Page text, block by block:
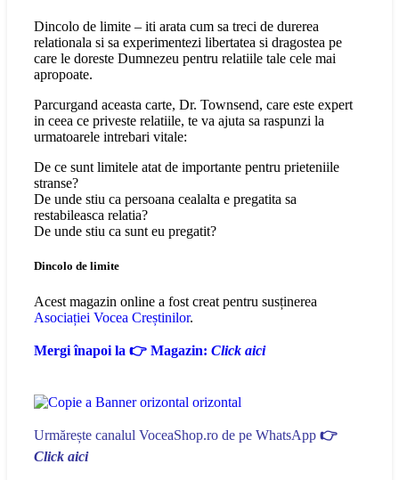
Dincolo de limite – iti arata cum sa treci de durerea
relationala si sa experimentezi libertatea si dragostea pe
care le doreste Dumnezeu pentru relatiile tale cele mai
apropoate.
Parcurgand aceasta carte, Dr. Townsend, care este expert
in ceea ce priveste relatiile, te va ajuta sa raspunzi la
urmatoarele intrebari vitale:
De ce sunt limitele atat de importante pentru prieteniile
stranse?
De unde stiu ca persoana cealalta e pregatita sa
restabileasca relatia?
De unde stiu ca sunt eu pregatit?
Dincolo de limite
Acest magazin online a fost creat pentru susținerea
Asociației Vocea Creștinilor.
Mergi înapoi la 👉 Magazin: Click aici
Urmărește canalul VoceaShop.ro de pe WhatsApp 👉
Click aici